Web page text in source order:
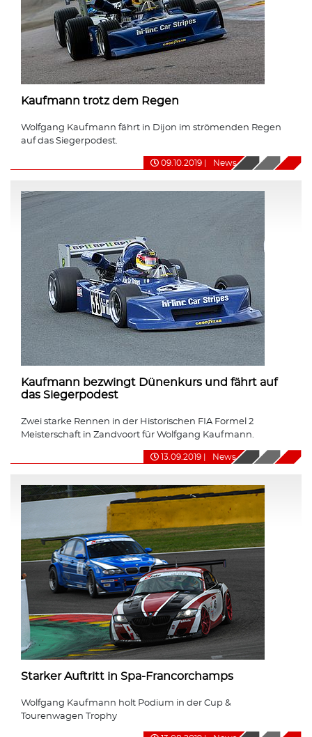
Kaufmann trotz dem Regen
Wolfgang Kaufmann fährt in Dijon im strömenden Regen
auf das Siegerpodest.
09.10.2019 News
Kaufmann bezwingt Dünenkurs und fährt auf
das Siegerpodest
Zwei starke Rennen in der Historischen FIA Formel 2
Meisterschaft in Zandvoort für Wolfgang Kaufmann.
13.09.2019 News
Starker Auftritt in Spa-Francorchamps
Wolfgang Kaufmann holt Podium in der Cup &
Tourenwagen Trophy